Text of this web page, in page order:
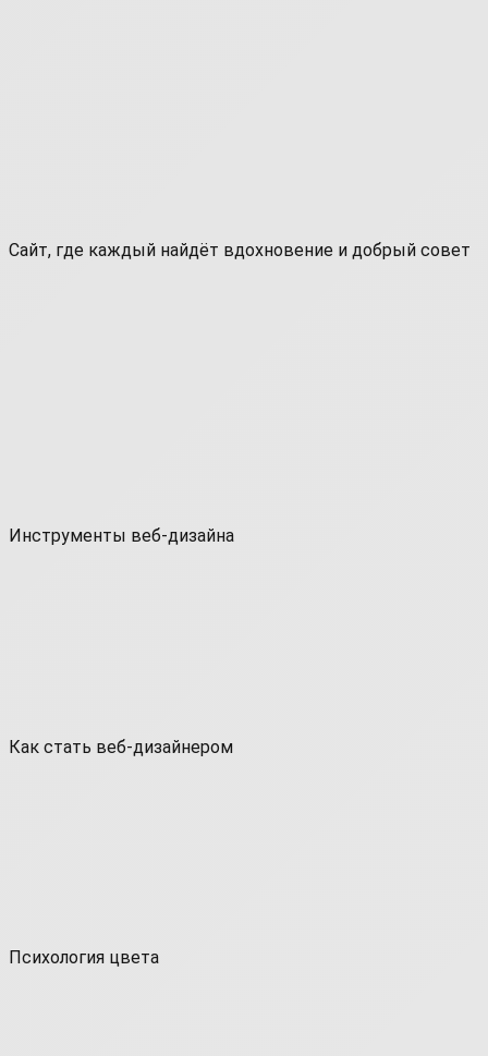
Сайт, где каждый найдёт вдохновение и добрый совет
Инструменты веб-дизайна
Как стать веб-дизайнером
Психология цвета